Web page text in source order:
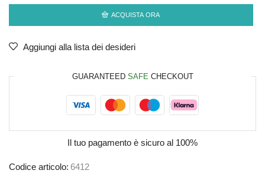
ACQUISTA ORA
Aggiungi alla lista dei desideri
GUARANTEED SAFE CHECKOUT
Il tuo pagamento è sicuro al 100%
Codice articolo: 6412